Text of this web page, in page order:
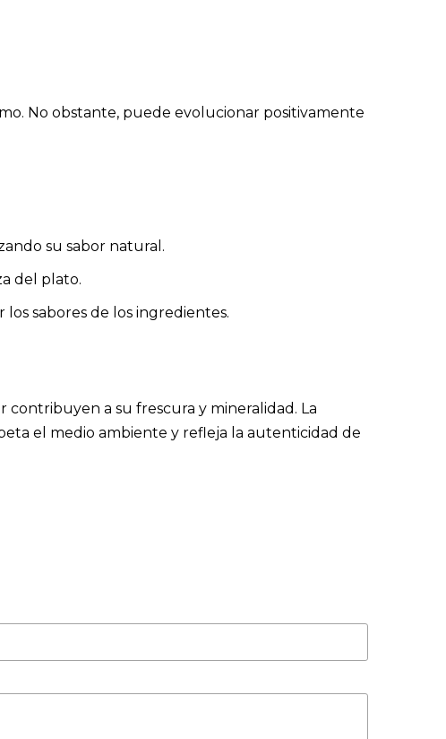
No obstante, puede evolucionar positivamente
su sabor natural.
del plato.
sabores de los ingredientes.
contribuyen a su frescura y mineralidad. La
el medio ambiente y refleja la autenticidad de